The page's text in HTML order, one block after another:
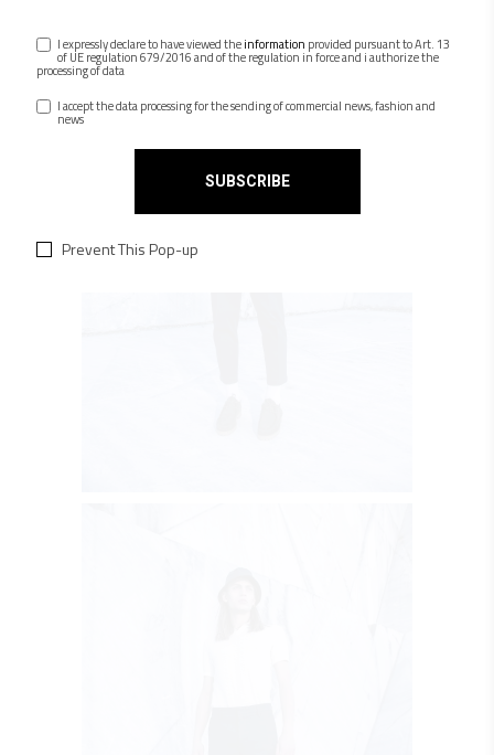
I expressly declare to have viewed theinformation provided pursuant to Art. 13
of UE regulation 679/2016 and of the regulation in force and i authorize the
processing of data
I accept the data processing for the sending of commercial news, fashion and
news
Prevent This Pop-up